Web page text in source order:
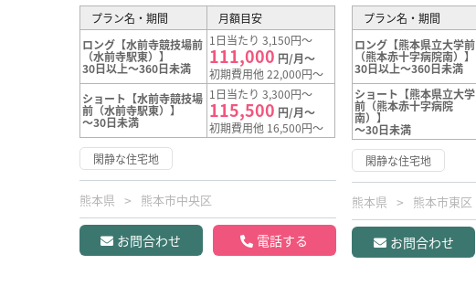
プラン名・期間
月額目安
ロング【水前寺競技場前
（水前寺駅東）】
30日以上～360日未満
1日当たり 3,150円～
111,000 円/月～
初期費用他 22,000円～
ショート【水前寺競技場
前（水前寺駅東）】
～30日未満
1日当たり 3,300円～
115,500 円/月～
初期費用他 16,500円～
閑静な住宅地
熊本県 熊本市中央区
お問合わせ 電話する
プラン名・期間
ロング【熊本県立大学前
（熊本赤十字病院南）】
30日以上～360日未満
ショート【熊本県立大学
前（熊本赤十字病院
南）】
～30日未満
閑静な住宅地
熊本県 熊本市東区
お問合わせ